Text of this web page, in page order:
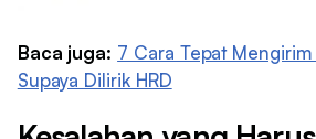
Baca juga: 7 Cara Tepat
Supaya Dilirik HRD